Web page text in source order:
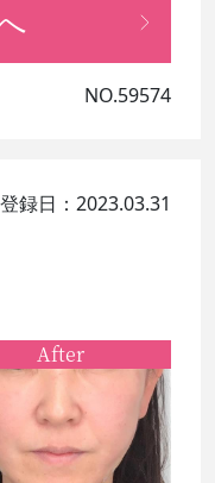
NO.59574
登録日：2023.03.31
After